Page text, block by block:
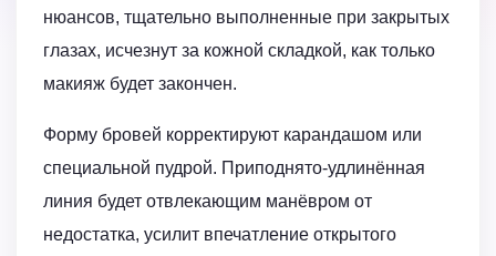
нюансов, тщательно выполненные при закрытых
глазах, исчезнут за кожной складкой, как только
макияж будет закончен.
Форму бровей корректируют карандашом или
специальной пудрой. Приподнято-удлинённая
линия будет отвлекающим манёвром от
недостатка, усилит впечатление открытого